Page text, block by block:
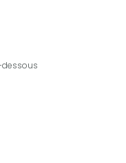
dessous